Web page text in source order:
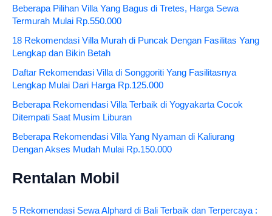
Beberapa Pilihan Villa Yang Bagus di Tretes, Harga Sewa
Termurah Mulai Rp.550.000
18 Rekomendasi Villa Murah di Puncak Dengan Fasilitas Yang
Lengkap dan Bikin Betah
Daftar Rekomendasi Villa di Songgoriti Yang Fasilitasnya
Lengkap Mulai Dari Harga Rp.125.000
Beberapa Rekomendasi Villa Terbaik di Yogyakarta Cocok
Ditempati Saat Musim Liburan
Beberapa Rekomendasi Villa Yang Nyaman di Kaliurang
Dengan Akses Mudah Mulai Rp.150.000
Rentalan Mobil
5 Rekomendasi Sewa Alphard di Bali Terbaik dan Terpercaya :